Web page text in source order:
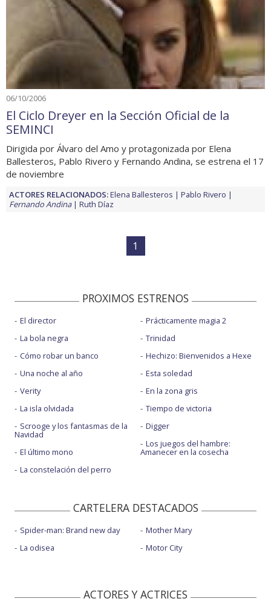
06/10/2006
El Ciclo Dreyer en la Sección Oficial de la
SEMINCI
Dirigida por Álvaro del Amo y protagonizada por Elena
Ballesteros, Pablo Rivero y Fernando Andina, se estrena el 17
de noviembre
ACTORES RELACIONADOS:Elena Ballesteros
Pablo Rivero
Fernando Andina
Ruth Díaz
1
PROXIMOS ESTRENOS
El director
La bola negra
Cómo robar un banco
Una noche al año
Verity
La isla olvidada
Scrooge y los fantasmas de la
Navidad
El último mono
La constelación del perro
Prácticamente magia 2
Trinidad
Hechizo: Bienvenidos a Hexe
Esta soledad
En la zona gris
Tiempo de victoria
Digger
Los juegos del hambre:
Amanecer en la cosecha
CARTELERA DESTACADOS
Spider-man: Brand new day
La odisea
Mother Mary
Motor City
ACTORES Y ACTRICES